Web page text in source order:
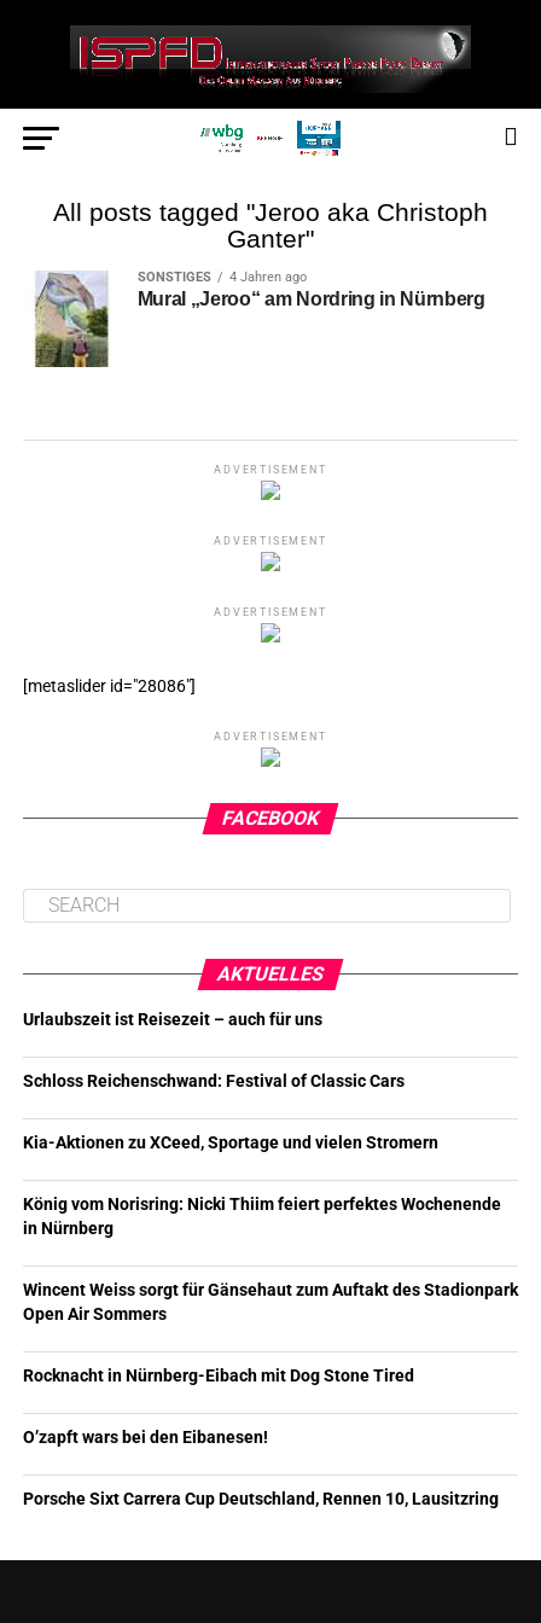
All posts tagged "Jeroo aka Christoph
Ganter"
SONSTIGES 4 Jahren ago
Mural „Jeroo“ am Nordring in Nürnberg
ADVERTISEMENT
ADVERTISEMENT
ADVERTISEMENT
[metaslider id="28086"]
ADVERTISEMENT
FACEBOOK
AKTUELLES
Urlaubszeit ist Reisezeit – auch für uns
Schloss Reichenschwand: Festival of Classic Cars
Kia-Aktionen zu XCeed, Sportage und vielen Stromern
König vom Norisring: Nicki Thiim feiert perfektes Wochenende
in Nürnberg
Wincent Weiss sorgt für Gänsehaut zum Auftakt des Stadionpark
Open Air Sommers
Rocknacht in Nürnberg-Eibach mit Dog Stone Tired
O’zapft wars bei den Eibanesen!
Porsche Sixt Carrera Cup Deutschland, Rennen 10, Lausitzring